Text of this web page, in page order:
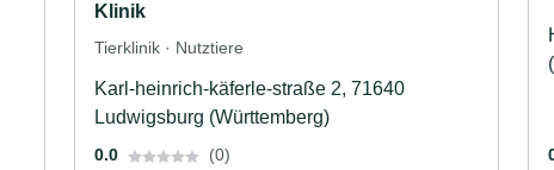
Klinik
Tierklinik · Nutztiere
Karl-heinrich-käferle-straße 2, 71640
Ludwigsburg (Württemberg)
0.0 (0)